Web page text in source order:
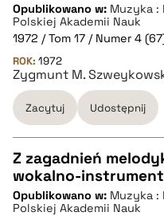
pobierz cytat
BIBTEX
pobierz cytat
Opublikowano w: Muzyka
Polskiej Akademii Nauk
1972 / Tom 17 / Numer 4
ROK: 1972
Zygmunt M.
Zacytuj Udostępnij
CZYSTY TEKST
Z zagadnień
wokalno-
Opublikowano w: Muzyka
Polskiej Akademii Nauk